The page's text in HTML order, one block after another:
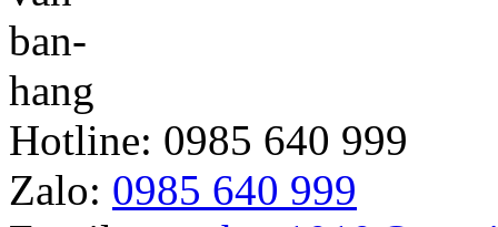
Hotline: 0985 640 999
Zalo: 0985 640 999